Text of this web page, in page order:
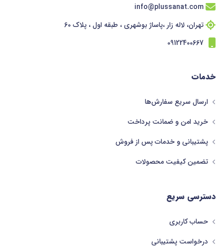
info@plussanat.com
تهران، لاله زار ،پاساژ بوشهری ، طبقه اول ، پلاک 60
09122400667
خدمات
ارسال سریع سفارش‌ها
خرید امن و ضمانت پرداخت
پشتیبانی و خدمات پس از فروش
تضمین کیفیت محصولات
دسترسی سریع
حساب کاربری
درخواست پشتیبانی